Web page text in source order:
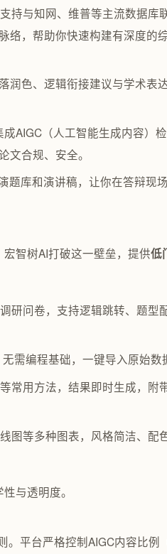
持与知网、维普等主流数据库
络，帮助你快速构建有深度的
色、逻辑衔接建议与学术表达
AIGC（人工智能生成内容）检
文合规、安全。
题库和演讲稿，让你在答辩现
智树AI打破这一壁垒，提供低
研问卷，支持逻辑跳转、题型
需编程基础，一键导入原始数
常用方法，结果即时生成，附
图等多种图表，风格简洁、配色
与透明度。
。平台严格控制AIGC内容比例